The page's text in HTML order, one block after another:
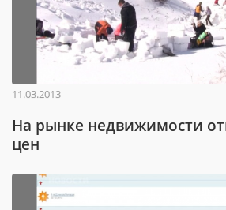
11.03.2013
На рынке недвижимости
цен